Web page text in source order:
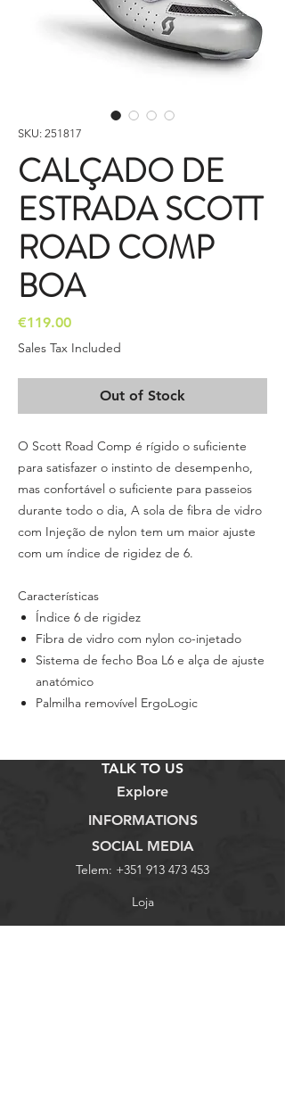
SKU: 251817
CALÇADO DE
ESTRADA SCOTT
ROAD COMP
BOA
€119.00Price
Sales Tax Included
Out of Stock
O Scott Road Comp é rígido o suficiente
para satisfazer o instinto de desempenho,
mas confortável o suficiente para passeios
durante todo o dia, A sola de fibra de vidro
com Injeção de nylon tem um maior ajuste
com um índice de rigidez de 6.
Características
Índice 6 de rigidez
Fibra de vidro com nylon co-injetado
Sistema de fecho Boa L6 e alça de ajuste
anatómico
Palmilha removível ErgoLogic
TALK TO US
Explore
INFORMATIONS
SOCIAL MEDIA
Telem: +351 913 473 453
Loja